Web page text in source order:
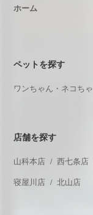
ホーム
ペットを探す
ワンちゃん・ネコち
店舗を探す
山科本店 西七条店
寝屋川店 北山店